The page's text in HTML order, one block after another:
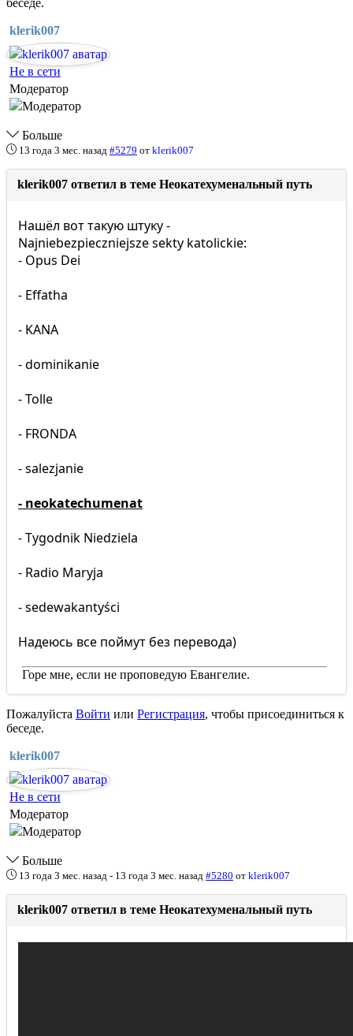
беседе.
klerik007
Не в сети
Модератор
Больше
13 года 3 мес. назад #5279 от klerik007
klerik007 ответил в теме Неокатехуменальный путь
Нашёл вот такую штуку -
Najniebezpieczniejsze sekty katolickie:
- Opus Dei
- Effatha
- KANA
- dominikanie
- Tolle
- FRONDA
- salezjanie
- neokatechumenat
- Tygodnik Niedziela
- Radio Maryja
- sedewakantyści
Надеюсь все поймут без перевода)
Горе мне, если не проповедую Евангелие.
Пожалуйста Войти или Регистрация, чтобы присоединиться к
беседе.
klerik007
Не в сети
Модератор
Больше
13 года 3 мес. назад - 13 года 3 мес. назад #5280 от klerik007
klerik007 ответил в теме Неокатехуменальный путь